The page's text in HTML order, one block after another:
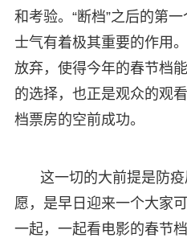
和考验。“断档”之后的第
士气有着极其重要的作用
放弃，使得今年的春节档
的选择，也正是观众的观
档票房的空前成功。
这一切的大前提是防
愿，是早日迎来一个大家
一起，一起看电影的春节